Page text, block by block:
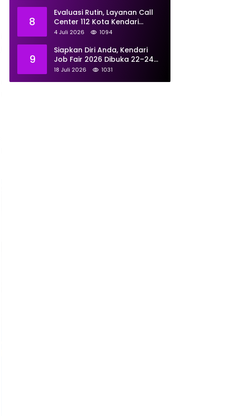
8
Evaluasi Rutin, Layanan Call
Center 112 Kota Kendari
Tangani 167 Laporan Selama
4 Juli 2026 1094
9
Siapkan Diri Anda, Kendari
Job Fair 2026 Dibuka 22–24
Juli: Sediakan 700 Lowongan
18 Juli 2026 1031